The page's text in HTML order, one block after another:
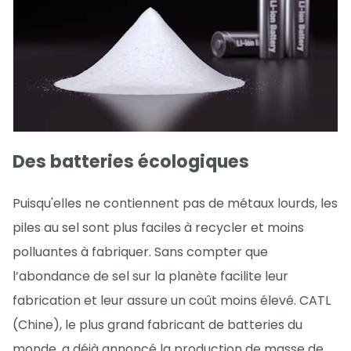
Des batteries écologiques
Puisqu'elles ne contiennent pas de métaux lourds, les
piles au sel sont plus faciles à recycler et moins
polluantes à fabriquer. Sans compter que
l’abondance de sel sur la planète facilite leur
fabrication et leur assure un coût moins élevé. CATL
(Chine), le plus grand fabricant de batteries du